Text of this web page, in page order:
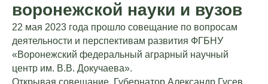
воронежской науки и вузов
22 мая 2023 года прошло совещание по вопросам
деятельности и перспективам развития ФГБНУ
«Воронежский федеральный аграрный научный
центр им. В.В. Докучаева».
Открывая совещание, Губернатор Александр Гусев